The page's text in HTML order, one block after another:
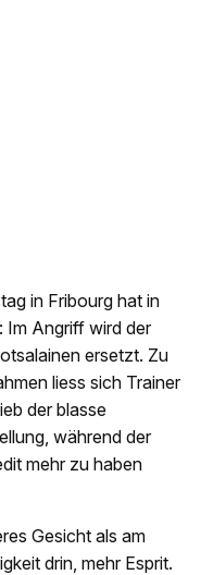
in Fribourg hat in
Im Angriff wird der
ersetzt. Zu
liess sich Trainer
der blasse
während der
mehr zu haben
Gesicht als am
drin, mehr Esprit.